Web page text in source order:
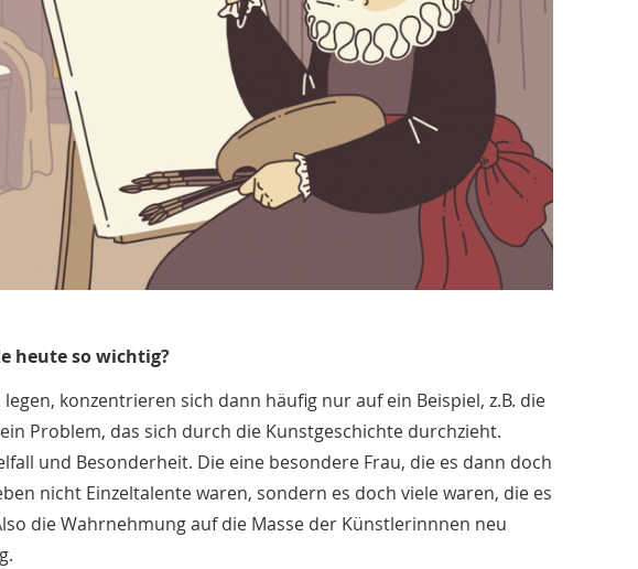
heute so wichtig?
konzentrieren sich dann häufig nur auf ein Beispiel, z.B. die
Problem, das sich durch die Kunstgeschichte durchzieht.
und Besonderheit. Die eine besondere Frau, die es dann doch
nicht Einzeltalente waren, sondern es doch viele waren, die es
die Wahrnehmung auf die Masse der Künstlerinnnen neu